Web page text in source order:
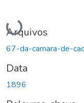
Carregando...
Arquivos
67-da-camara-de-
Data
1896